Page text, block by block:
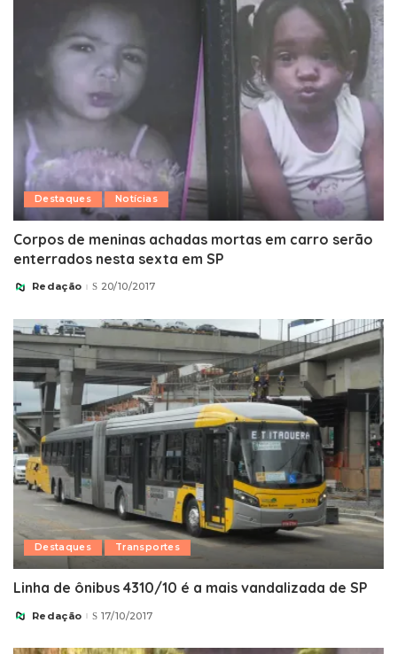
Destaques Notícias
Corpos de meninas achadas mortas em carro serão
enterrados nesta sexta em SP
Posted
Redação 20/10/2017
Destaques Transportes
Linha de ônibus 4310/10 é a mais vandalizada de SP
Posted
Redação 17/10/2017